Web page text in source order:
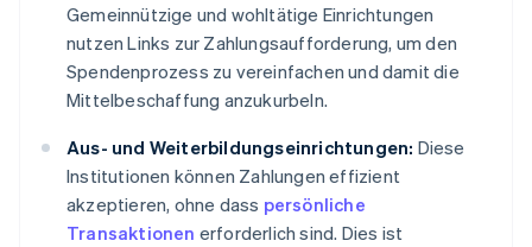
Gemeinnützige und wohltätige Einrichtungen
nutzen Links zur Zahlungsaufforderung, um den
Spendenprozess zu vereinfachen und damit die
Mittelbeschaffung anzukurbeln.
Aus- und Weiterbildungseinrichtungen: Diese
Institutionen können Zahlungen effizient
akzeptieren, ohne dass persönliche
Transaktionen erforderlich sind. Dies ist